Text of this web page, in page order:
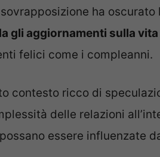
ha
gli aggiornamenti sulla
felici come i compleanni.
contesto ricco di
delle relazioni
essere influenzate